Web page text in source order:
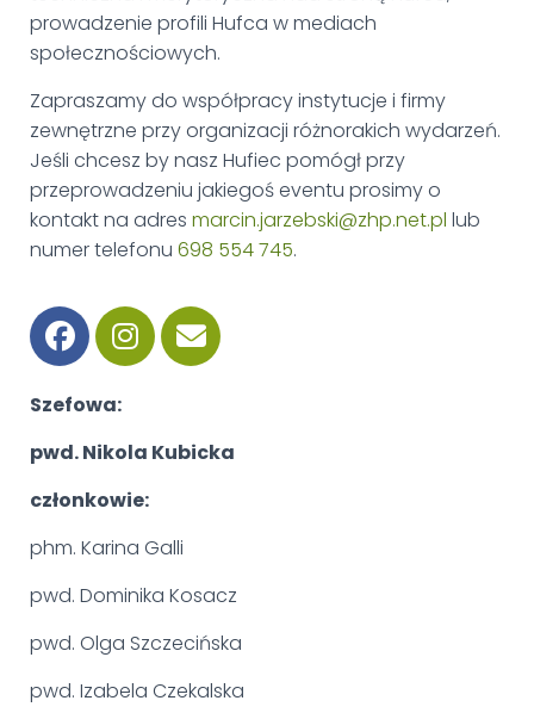
prowadzenie profili Hufca w mediach
społecznościowych.
Zapraszamy do współpracy instytucje i firmy
zewnętrzne przy organizacji różnorakich wydarzeń.
Jeśli chcesz by nasz Hufiec pomógł przy
przeprowadzeniu jakiegoś eventu prosimy o
kontakt na adres marcin.jarzebski@zhp.net.pl lub
numer telefonu 698 554 745.
Szefowa:
pwd. Nikola Kubicka
członkowie:
phm. Karina Galli
pwd. Dominika Kosacz
pwd. Olga Szczecińska
pwd. Izabela Czekalska